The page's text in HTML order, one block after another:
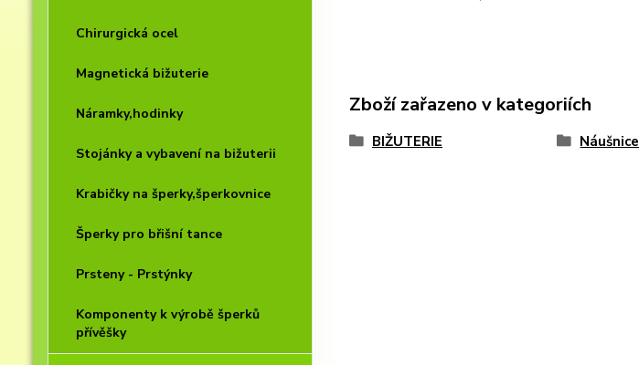
Chirurgická ocel
Magnetická bižuterie
Náramky,hodinky
Stojánky a vybavení na bižuterii
Krabičky na šperky,šperkovnice
Šperky pro břišní tance
Prsteny - Prstýnky
Komponenty k výrobě šperků
přívěšky
Zboží zařazeno v kategoriích
BIŽUTERIE Náušnice